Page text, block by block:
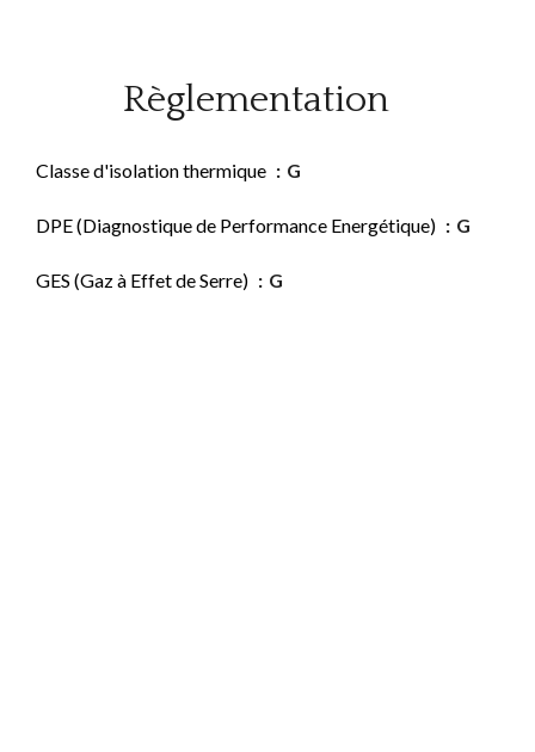
Règlementation
Classe d'isolation thermique G
DPE (Diagnostique de Performance Energétique) G
GES (Gaz à Effet de Serre) G